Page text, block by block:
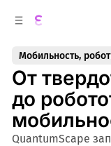
Мобильность,
От
до
QuantumScape